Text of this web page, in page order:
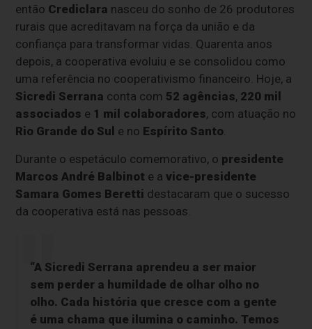
então Crediclara nasceu do sonho de 26 produtores
rurais que acreditavam na força da união e da
confiança para transformar vidas. Quarenta anos
depois, a cooperativa evoluiu e se consolidou como
uma referência no cooperativismo financeiro. Hoje, a
Sicredi Serrana conta com 52 agências, 220 mil
associados e 1 mil colaboradores, com atuação no
Rio Grande do Sul e no Espírito Santo.
Durante o espetáculo comemorativo, o presidente
Marcos André Balbinot e avice-presidente
Samara Gomes Beretti destacaram que o sucesso
da cooperativa está nas pessoas.
“A Sicredi Serrana aprendeu a ser maior
sem perder a humildade de olhar olho no
olho. Cada história que cresce com a gente
é uma chama que ilumina o caminho. Temos